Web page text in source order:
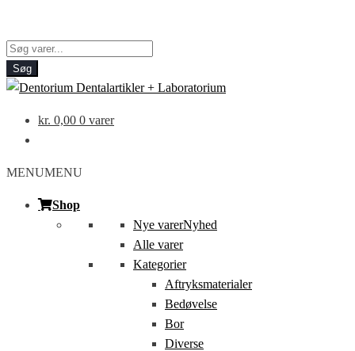
Products
search
Søg
kr. 0,00 0 varer
MENUMENU
Shop
Nye varerNyhed
Alle varer
Kategorier
Aftryksmaterialer
Bedøvelse
Bor
Diverse